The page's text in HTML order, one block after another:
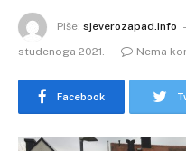
Piše: sjeverozapad.info
studenoga 2021.
Nema
Facebook